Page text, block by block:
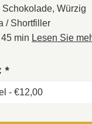
Würzig
/ Shortfiller
min Lesen Sie
*